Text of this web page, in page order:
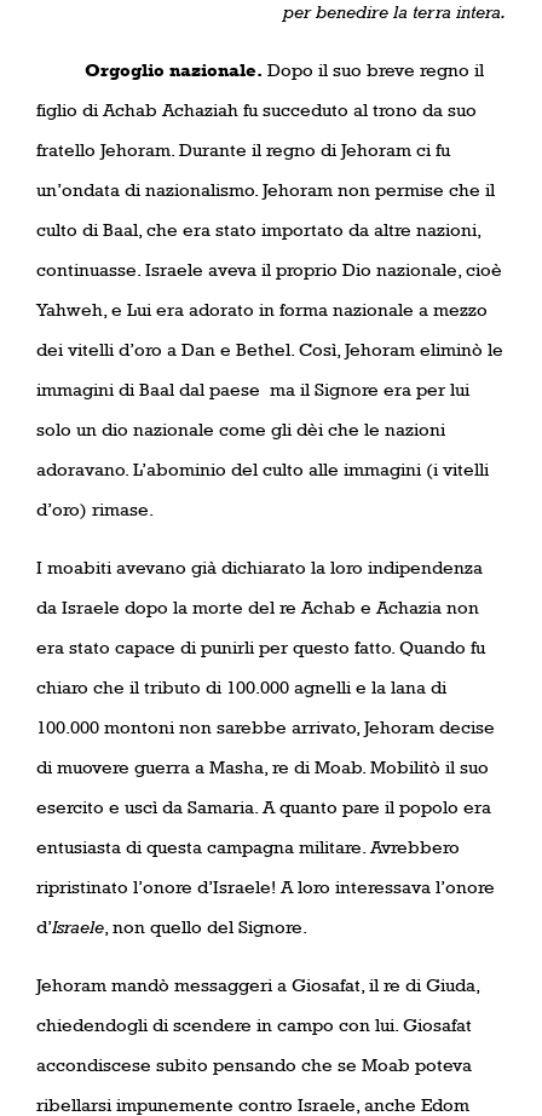
per benedire la terra intera.
Orgoglio nazionale. Dopo il suo breve regno il
figlio di Achab Achaziah fu succeduto al trono da suo
fratello Jehoram. Durante il regno di Jehoram ci fu
un’ondata di nazionalismo. Jehoram non permise che il
culto di Baal, che era stato importato da altre nazioni,
continuasse. Israele aveva il proprio Dio nazionale, cioè
Yahweh, e Lui era adorato in forma nazionale a mezzo
dei vitelli d’oro a Dan e Bethel. Così, Jehoram eliminò le
immagini di Baal dal paese ma il Signore era per lui
solo un dio nazionale come gli dèi che le nazioni
adoravano. L’abominio del culto alle immagini (i vitelli
d’oro) rimase.
I moabiti avevano già dichiarato la loro indipendenza
da Israele dopo la morte del re Achab e Achazia non
era stato capace di punirli per questo fatto. Quando fu
chiaro che il tributo di 100.000 agnelli e la lana di
100.000 montoni non sarebbe arrivato, Jehoram decise
di muovere guerra a Masha, re di Moab. Mobilitò il suo
esercito e uscì da Samaria. A quanto pare il popolo era
entusiasta di questa campagna militare. Avrebbero
ripristinato l’onore d’Israele! A loro interessava l’onore
d’Israele , non quello del Signore.
Jehoram mandò messaggeri a Giosafat, il re di Giuda,
chiedendogli di scendere in campo con lui. Giosafat
accondiscese subito pensando che se Moab poteva
ribellarsi impunemente contro Israele, anche Edom